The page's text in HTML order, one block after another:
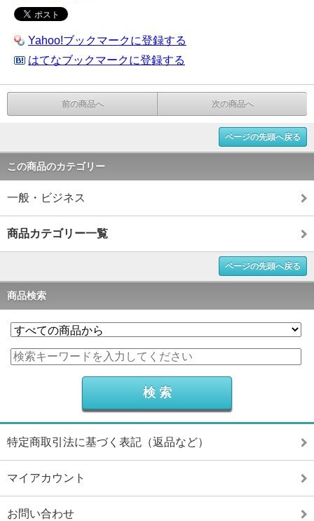
Yahoo!ブックマークに登録する
はてなブックマークに登録する
前の商品へ 次の商品へ
ページの先頭へ戻る
この商品のカテゴリー
一般・ビジネス
商品カテゴリー一覧
ページの先頭へ戻る
商品検索
特定商取引法に基づく表記（返品など）
マイアカウント
お問い合わせ